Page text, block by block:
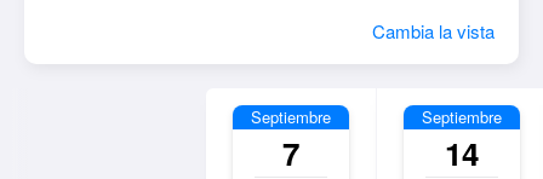
Cambia la vista
Septiembre
7
Septiembre
14